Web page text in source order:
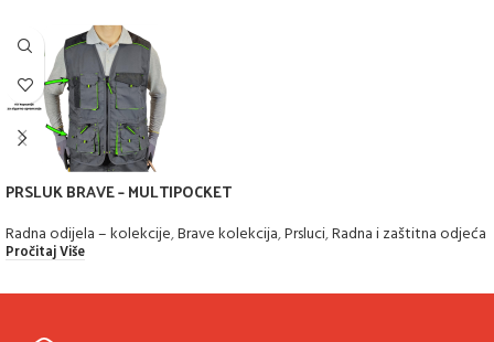
PRSLUK BRAVE – MULTIPOCKET
Radna odijela – kolekcije,Brave kolekcija,Prsluci,Radna i zaštitna odjeća
Pročitaj Više